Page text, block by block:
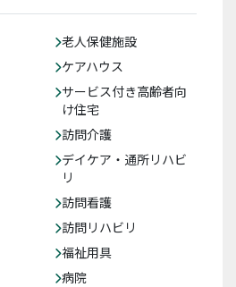
老人保健施設
ケアハウス
サービス付き高齢者向
け住宅
訪問介護
デイケア・通所リハビ
リ
訪問看護
訪問リハビリ
福祉用具
病院